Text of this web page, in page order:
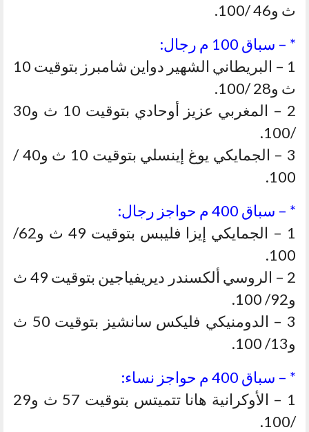
ث و46 /100.
* – سباق 100 م رجال:
1 – البريطاني الشهير دواين شامبرز بتوقيت 10
ث و28 /100.
2 – المغربي عزيز أوحادي بتوقيت 10 ث و30
/100.
3 – الجمايكي يوغ إينسلي بتوقيت 10 ث و40 /
100.
* – سباق 400 م حواجز رجال:
1 – الجمايكي إيزا فليبس بتوقيت 49 ث و62/
100.
2 – الروسي ألكسندر ديريفياجين بتوقيت 49 ث
و92/ 100.
3 – الدومنيكي فليكس سانشيز بتوقيت 50 ث
و13/ 100.
* – سباق 400 م حواجز نساء:
1 – الأوكرانية هانا تتميتس بتوقيت 57 ث و29
/100.